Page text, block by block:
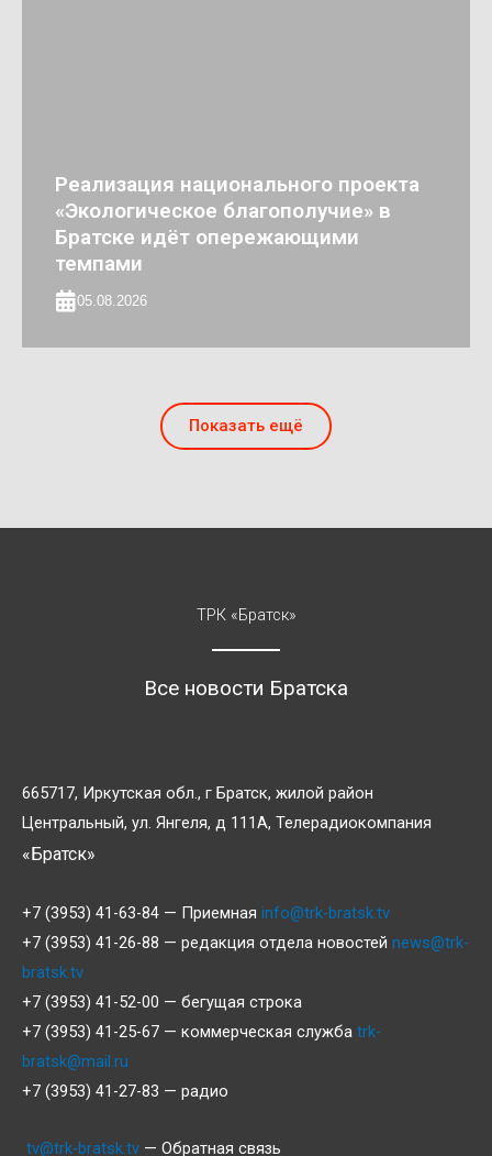
Реализация национального проекта
«Экологическое благополучие» в
Братске идёт опережающими
темпами
05.08.2026
Показать ещё
ТРК «Братск»
Все новости Братска
665717, Иркутская обл., г Братск, жилой район
Центральный, ул. Янгеля, д 111А, Телерадиокомпания
«Братск»
+7 (3953) 41-63-84 — Приемная info@trk-bratsk.tv
+7 (3953) 41-26-88 — редакция отдела новостей news@trk-
bratsk.tv
+7 (3953) 41-52-00 — бегущая строка
+7 (3953) 41-25-67 — коммерческая служба trk-
bratsk@mail.ru
+7 (3953) 41-27-83 — радио
tv@trk-bratsk.tv — Обратная связь